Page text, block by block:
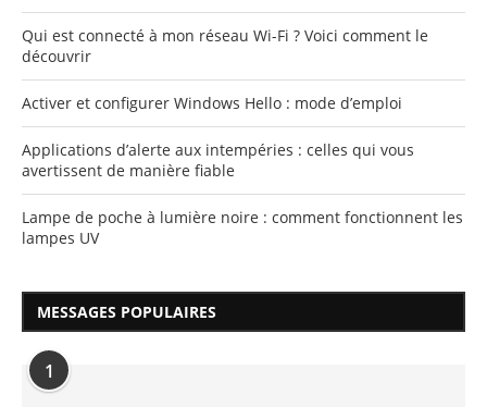
Qui est connecté à mon réseau Wi-Fi ? Voici comment le
découvrir
Activer et configurer Windows Hello : mode d’emploi
Applications d’alerte aux intempéries : celles qui vous
avertissent de manière fiable
Lampe de poche à lumière noire : comment fonctionnent les
lampes UV
MESSAGES POPULAIRES
1